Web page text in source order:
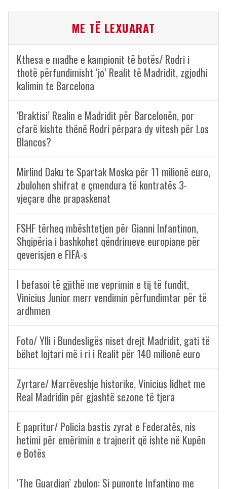
ME TË LEXUARAT
Kthesa e madhe e kampionit të botës/ Rodri i
thotë përfundimisht ‘jo’ Realit të Madridit, zgjodhi
kalimin te Barcelona
‘Braktisi’ Realin e Madridit për Barcelonën, por
çfarë kishte thënë Rodri përpara dy vitesh për Los
Blancos?
Mirlind Daku te Spartak Moska për 11 milionë euro,
zbulohen shifrat e çmendura të kontratës 3-
vjeçare dhe prapaskenat
FSHF tërheq mbështetjen për Gianni Infantinon,
Shqipëria i bashkohet qëndrimeve europiane për
qeverisjen e FIFA-s
I befasoi të gjithë me veprimin e tij të fundit,
Vinicius Junior merr vendimin përfundimtar për të
ardhmen
Foto/ Ylli i Bundesligës niset drejt Madridit, gati të
bëhet lojtari më i ri i Realit për 140 milionë euro
Zyrtare/ Marrëveshje historike, Vinicius lidhet me
Real Madridin për gjashtë sezone të tjera
E papritur/ Policia bastis zyrat e Federatës, nis
hetimi për emërimin e trajnerit që ishte në Kupën
e Botës
‘The Guardian’ zbulon: Si punonte Infantino me